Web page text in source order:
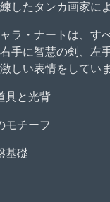
したタンカ画家に
ラ・ナートは、す
手に智慧の剣、左
しい表情をしてい
具と光背
モチーフ
基礎